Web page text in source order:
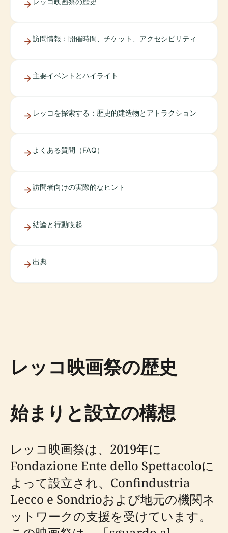
訪問情報：開催時間、チケット、アクセシビリティ
主要イベントとハイライト
レッコを探索する：歴史的建造物とアトラクション
よくある質問（FAQ）
訪問者向けの実際的なヒント
結論と行動喚起
出典
レッコ映画祭の歴史
始まりと設立の構想
レッコ映画祭は、2019年に
Fondazione Ente dello Spettacoloに
よって設立され、Confindustria
Lecco e Sondrioおよび地元の機関ネ
ットワークの支援を受けています。